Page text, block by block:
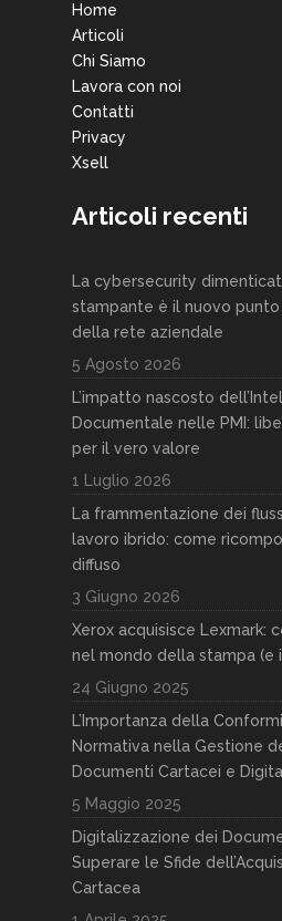
Home
Articoli
Chi Siamo
Lavora con noi
Contatti
Privacy
Xsell
Articoli recenti
La cybersecurity
stampante è il nuovo
della rete aziendale
5 Agosto 2026
L’impatto nascosto
Documentale nelle PMI:
per il vero valore
1 Luglio 2026
La frammentazione dei
lavoro ibrido: come
diffuso
3 Giugno 2026
Xerox acquisisce Lexmark:
nel mondo della stampa (e
24 Giugno 2025
L’Importanza della
Normativa nella Gestione
Documenti Cartacei e
5 Maggio 2025
Digitalizzazione dei
Superare le Sfide
Cartacea